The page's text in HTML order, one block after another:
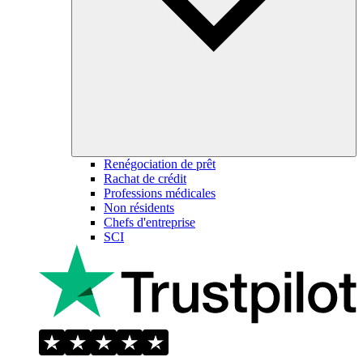
Renégociation de prêt
Rachat de crédit
Professions médicales
Non résidents
Chefs d'entreprise
SCI